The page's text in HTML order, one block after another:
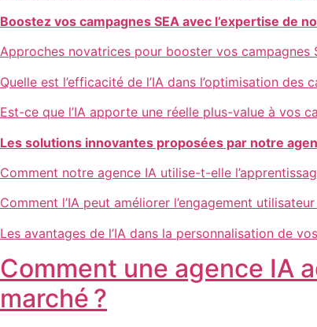
Boostez vos campagnes SEA avec l’expertise de
Approches novatrices pour booster vos campagnes
Quelle est l’efficacité de l’IA dans l’optimisation des
Est-ce que l’IA apporte une réelle plus-value à vos
Les solutions innovantes proposées par notre
Comment notre agence IA utilise-t-elle
Comment l’IA peut améliorer l’engagement
Les avantages de l’IA dans la personnalisation de
Comment une agence IA
marché ?